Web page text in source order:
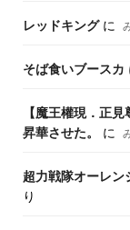
レッドキングに
そば食いブースカ
【魔王權現．正
昇華させた。
に
超力戦隊オーレ
り